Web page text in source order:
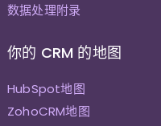
数据处理附录
你的 CRM 的地图
HubSpot地图
ZohoCRM地图